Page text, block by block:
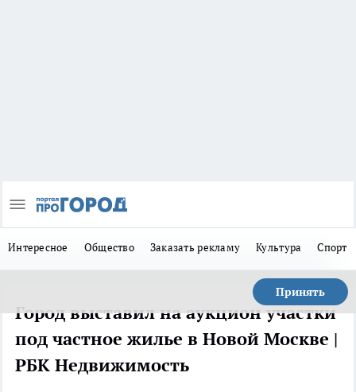
Интересное Общество Заказать рекламу Культура Спорт
Принять
Город выставил на аукцион участки
под частное жилье в Новой Москве |
РБК Недвижимость